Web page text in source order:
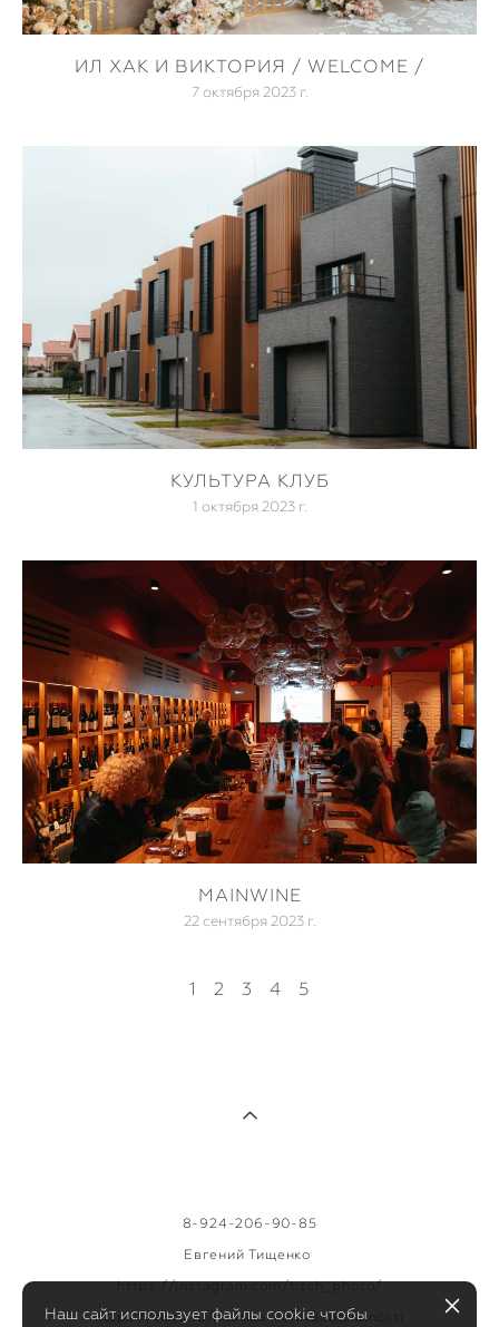
ИЛ ХАК И ВИКТОРИЯ / WELCOME /
7 октября 2023 г.
КУЛЬТУРА КЛУБ
1 октября 2023 г.
MAINWINE
22 сентября 2023 г.
1 2 3 4 5
8-924-206-90-85
Евгений Тищенко
https://instagram.com/tisch_photo/
https://tisch.ru/politika-konfidentsialnosti
Наш сайт использует файлы cookie чтобы